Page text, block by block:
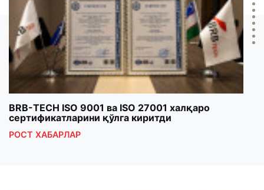
BRB-TECH ISO 9001 ва ISO 27001 халқаро
сертификатларини қўлга киритди
РОСТ ХАБАРЛАР